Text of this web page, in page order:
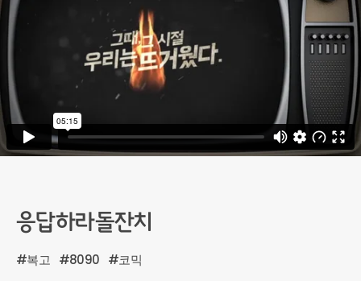
응답하라돌잔치
#복고 #8090 #코믹